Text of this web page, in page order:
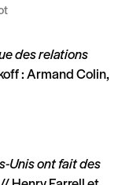
des relations
: Armand Colin,
Unis ont fait des